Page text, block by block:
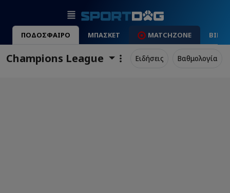
ΠΟΔΟΣΦΑΙΡΟ ΜΠΑΣΚΕΤ MATCHZONE
Champions League Ειδήσεις Βαθμολογία